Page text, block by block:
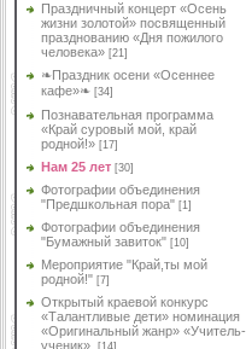
Праздничный концерт «Осень
жизни золотой» посвященный
празднованию «Дня пожилого
человека» [21]
❧Праздник осени «Осеннее
кафе»❧ [34]
Познавательная программа
«Край суровый мой, край
родной!» [17]
Нам 25 лет [30]
Фотографии объединения
"Предшкольная пора" [1]
Фотографии объединения
"Бумажный завиток" [10]
Мероприятие "Край,ты мой
родной!" [7]
Открытый краевой конкурс
«Талантливые дети» номинация
«Оригинальный жанр» «Учитель-
ученик».
[14]